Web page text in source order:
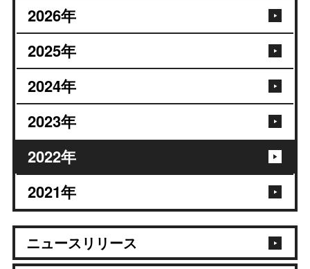
2026年
2025年
2024年
2023年
2022年
2021年
ニュースリリース